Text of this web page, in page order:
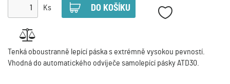
Ks
Tenká oboustranně lepící páska s extrémně vysokou pevností.
Vhodná do automatického odvíječe samolepící pásky ATD30.